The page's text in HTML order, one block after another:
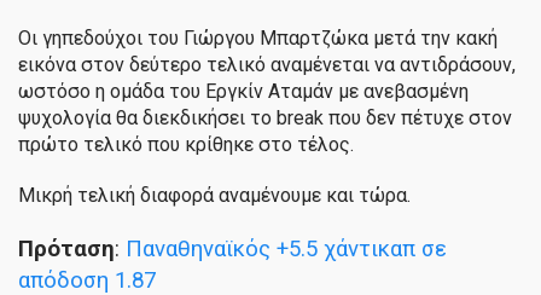
Οι γηπεδούχοι του Γιώργου Μπαρτζώκα μετά την κακή
εικόνα στον δεύτερο τελικό αναμένεται να αντιδράσουν,
ωστόσο η ομάδα του Εργκίν Αταμάν με ανεβασμένη
ψυχολογία θα διεκδικήσει το break που δεν πέτυχε στον
πρώτο τελικό που κρίθηκε στο τέλος.
Μικρή τελική διαφορά αναμένουμε και τώρα.
Πρόταση: Παναθηναϊκός +5.5 χάντικαπ σε
απόδοση 1.87